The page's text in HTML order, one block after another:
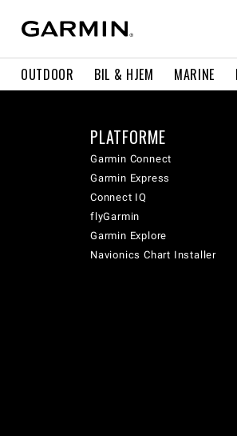
OUTDOOR BIL & HJEM MARINE
PLATFORME
Garmin Connect
Garmin Express
Connect IQ
flyGarmin
Garmin Explore
Navionics Chart Installer